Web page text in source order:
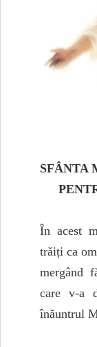
SFÂNTA
În acest
trăiți ca
mergând
care v-a
înăuntrul